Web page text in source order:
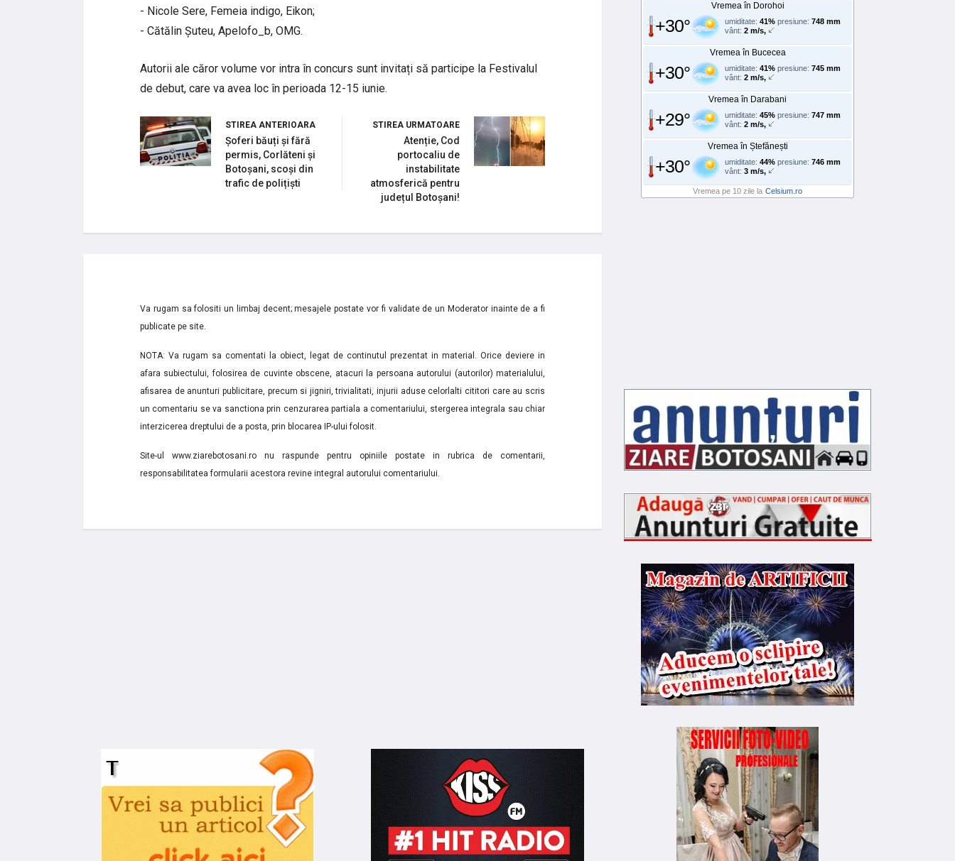
- Nicole Sere, Femeia indigo, Eikon;
- Cătălin Șuteu, Apelofo_b, OMG.
Autorii ale căror volume vor intra în concurs sunt invitați să participe la Festivalul
de debut, care va avea loc în perioada 12-15 iunie.
STIREA ANTERIOARA
Șoferi băuți și fără
permis, Corlăteni și
Botoșani, scoși din
trafic de polițiști
STIREA URMATOARE
Atenție, Cod
portocaliu de
instabilitate
atmosferică pentru
județul Botoșani!
Va rugam sa folositi un limbaj decent; mesajele postate vor fi validate de un Moderator inainte de a fi
publicate pe site.
NOTA: Va rugam sa comentati la obiect, legat de continutul prezentat in material. Orice deviere in
afara subiectului, folosirea de cuvinte obscene, atacuri la persoana autorului (autorilor) materialului,
afisarea de anunturi publicitare, precum si jigniri, trivialitati, injurii aduse celorlalti cititori care au scris
un comentariu se va sanctiona prin cenzurarea partiala a comentariului, stergerea integrala sau chiar
interzicerea dreptului de a posta, prin blocarea IP-ului folosit.
Site-ul www.ziarebotosani.ro nu raspunde pentru opiniile postate in rubrica de comentarii,
responsabilitatea formularii acestora revine integral autorului comentariului.
Vremea în Dorohoi
+30° umiditate: 41% presiune: 748 mm
vânt: 2 m/s,
Vremea în Bucecea
+30° umiditate: 41% presiune: 745 mm
vânt: 2 m/s,
Vremea în Darabani
+29° umiditate: 45% presiune: 747 mm
vânt: 2 m/s,
Vremea în Ștefănești
+30° umiditate: 44% presiune: 746 mm
vânt: 3 m/s,
Vremea pe 10 zile la Celsium.ro